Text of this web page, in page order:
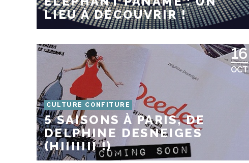
LIEU À DÉCOUVRIR !
16
OCT
CULTURE CONFITURE
5 SAISONS À PARIS, DE
DELPHINE DESNEIGES
(HIIIIIII !)